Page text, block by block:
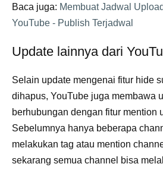
Baca juga: Membuat Jadwal
YouTube - Publish Terjadwal
Update lainnya dari
Selain update mengenai fitur hide
dihapus, YouTube juga membawa
berhubungan dengan fitur mention
Sebelumnya hanya beberapa
melakukan tag atau mention
sekarang semua channel bisa